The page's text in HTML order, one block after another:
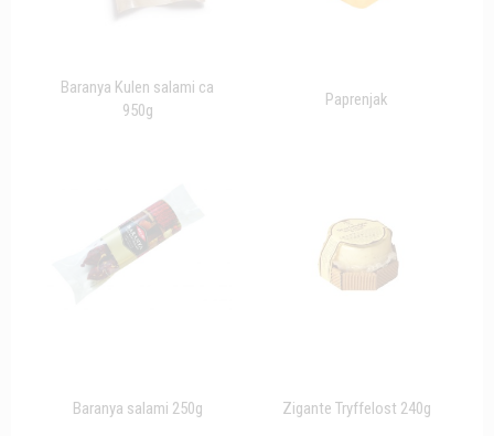
Baranya Kulen salami ca
950g
Paprenjak
Baranya salami 250g Zigante Tryffelost 240g